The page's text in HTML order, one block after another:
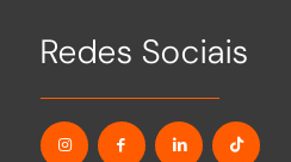
Redes Sociais